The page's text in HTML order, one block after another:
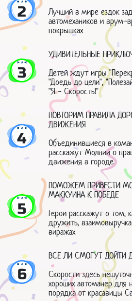
2
Лучший в мире ездок
автомехаников и врум-
покрышках
3
УДИВИТЕЛЬНЫЕ
Детей ждут игры
"Доедь до цели",
"Я - Скорость!"
4
ПОВТОРИМ ПРАВИЛА
ДВИЖЕНИЯ
Объединившиеся в
расскажут Молнии о
движения в городе
5
ПОМОЖЕМ ПРИВЕСТИ
МАККУИНА К ПОБЕДЕ
Герои расскажут о том,
дружить,
виражах
6
ВСЕ ЛИ СМОГУТ ДОЙТИ
Скорости здесь
хороших автоманер для
порядка от красавицы